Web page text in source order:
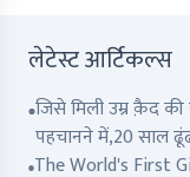
लेटेस्ट आर्टिकल्स
जिसे मिली उम्र क़ैद
पहचानने में,20 साल
The World's First